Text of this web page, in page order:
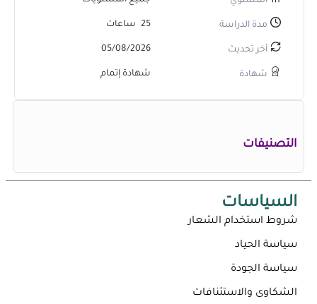
مدة الدراسة 25 ساعات
أخر تحديث 05/08/2026
شهادة شهادة إتمام
التصنيفات
السياسات
شروط استخدام الشعار
سياسة الحياد
سياسة الجودة
الشكاوى والاستئنافات